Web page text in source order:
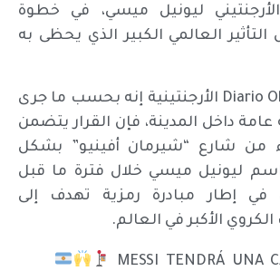
ليونيل ميسي، في خطوة
العالمي الكبير الذي يحظى به
قالت صحيفة Diario Olé الأرجنتينية إنه بحسب ما جرى
داخل المدينة، فإن القرار يتضمن
من شارع “شيرمان أفينيو” بشكل
ليونيل ميسي خلال فترة ما قبل
في إطار مبادرة رمزية تهدف إلى
الأكبر في العالم.
MESSI TENDRÁ UNA